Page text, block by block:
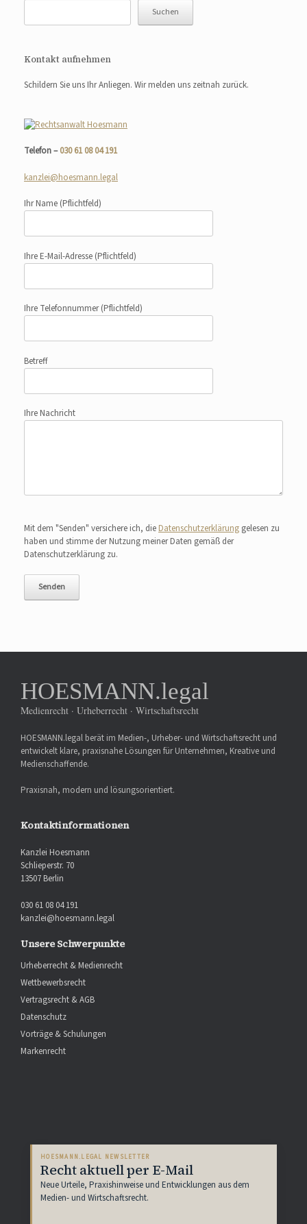
Suchen
Kontakt aufnehmen
Schildern Sie uns Ihr Anliegen. Wir melden uns zeitnah zurück.
Telefon –030 61 08 04 191
kanzlei@hoesmann.legal
Ihr Name (Pflichtfeld)
Ihre E-Mail-Adresse (Pflichtfeld)
Ihre Telefonnummer(Pflichtfeld)
Betreff
Ihre Nachricht
Mit dem "Senden" versichere ich, die Datenschutzerklärung gelesen zu
haben und stimme der Nutzung meiner Daten gemäß der
Datenschutzerklärung zu.
HOESMANN.legal
Medienrecht · Urheberrecht · Wirtschaftsrecht
HOESMANN.legal berät im Medien-, Urheber- und Wirtschaftsrecht und
entwickelt klare, praxisnahe Lösungen für Unternehmen, Kreative und
Medienschaffende.
Praxisnah, modern und lösungsorientiert.
Kontaktinformationen
Kanzlei Hoesmann
Schlieperstr. 70
13507 Berlin
030 61 08 04 191
kanzlei@hoesmann.legal
Unsere Schwerpunkte
Urheberrecht & Medienrecht
Wettbewerbsrecht
Vertragsrecht & AGB
Datenschutz
Vorträge & Schulungen
Markenrecht
HOESMANN.LEGAL NEWSLETTER
Recht aktuell per E-Mail
Neue Urteile, Praxishinweise und Entwicklungen aus dem
Medien- und Wirtschaftsrecht.